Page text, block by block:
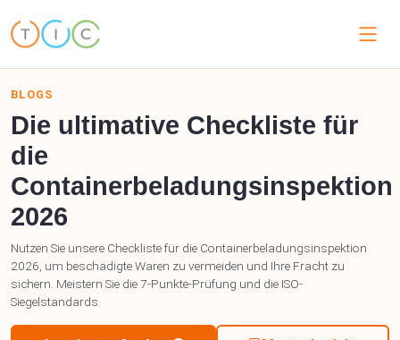
BLOGS
Die ultimative Checkliste für
die
Containerbeladungsinspektion
2026
Nutzen Sie unsere Checkliste für die Containerbeladungsinspektion
2026, um beschädigte Waren zu vermeiden und Ihre Fracht zu
sichern. Meistern Sie die 7-Punkte-Prüfung und die ISO-
Siegelstandards.